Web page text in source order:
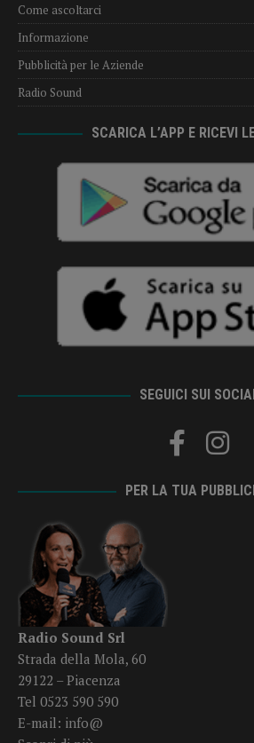
Come ascoltarci
Informazione
Pubblicità per le Aziende
Radio Sound
SCARICA L’APP E RICEVI
SEGUICI SUI
PER LA TUA
Radio Sound Srl
Strada della Mola, 60
29122 – Piacenza
Tel 0523 590 590
E-mail: info@